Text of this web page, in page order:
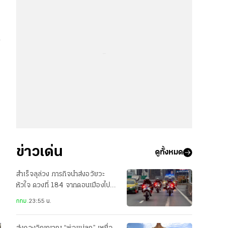
ข่าวเด่น ดูทั้งหมด
สำเร็จลุล่วง ภารกิจนำส่งอวัยวะ
หัวใจ ดวงที่ 184 จากดอนเมืองไป
กทม.23:55 น.